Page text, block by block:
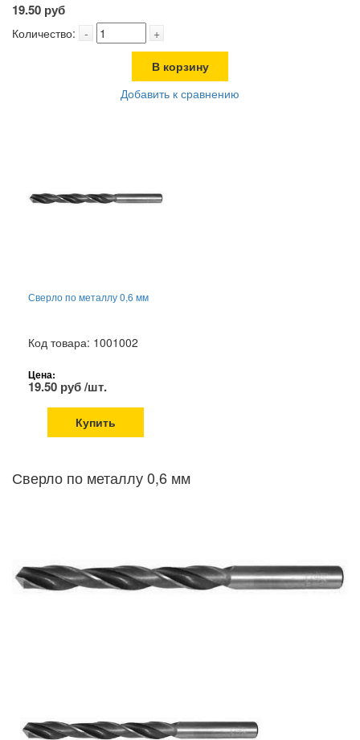
19.50 руб
Количество: - +
В корзину
Добавить к сравнению
Сверло по металлу 0,6 мм
Код товара: 1001002
Цена:
19.50 руб /шт.
Купить
Сверло по металлу 0,6 мм